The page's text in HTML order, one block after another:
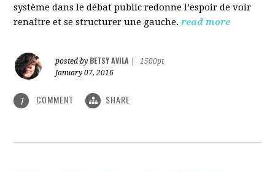
système dans le débat public redonne l’espoir de voir
renaître et se structurer une gauche. read more
posted by BETSY AVILA
1500pt
January 07, 2016
1 COMMENT SHARE